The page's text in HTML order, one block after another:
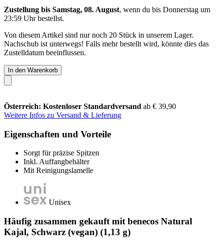
Zustellung bis Samstag, 08. August, wenn du bis Donnerstag um
23:59 Uhrbestellst.
Von diesem Artikel sind nur noch 20 Stück in unserem Lager.
Nachschub ist unterwegs! Falls mehr bestellt wird, könnte dies das
Zustelldatum beeinflussen.
In den Warenkorb
Österreich: Kostenloser Standardversand ab € 39,90
Weitere Infos zu Versand & Lieferung
Eigenschaften und Vorteile
Sorgt für präzise Spitzen
Inkl. Auffangbehälter
Mit Reinigungslamelle
Unisex
Häufig zusammen gekauft mit benecos Natural
Kajal, Schwarz (vegan) (1,13 g)